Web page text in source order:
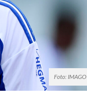
Foto: IMAGO